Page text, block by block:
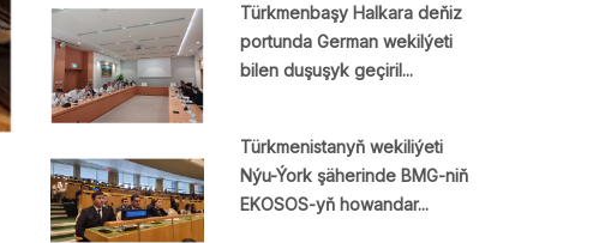
Türkmenbaşy Halkara deňiz
portunda German wekilýeti
bilen duşuşyk geçiril...
Türkmenistanyň wekiliýeti
Nýu-Ýork şäherinde BMG-niň
EKOSOS-yň howandar...